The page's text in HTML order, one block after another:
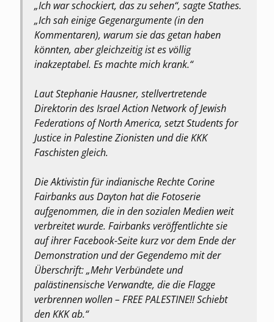
„Ich war schockiert, das zu sehen“, sagte Stathes.
„Ich sah einige Gegenargumente (in den
Kommentaren), warum sie das getan haben
könnten, aber gleichzeitig ist es völlig
inakzeptabel. Es machte mich krank.“
Laut Stephanie Hausner, stellvertretende
Direktorin des Israel Action Network of Jewish
Federations of North America, setzt Students for
Justice in Palestine Zionisten und die KKK
Faschisten gleich.
Die Aktivistin für indianische Rechte Corine
Fairbanks aus Dayton hat die Fotoserie
aufgenommen, die in den sozialen Medien weit
verbreitet wurde. Fairbanks veröffentlichte sie
auf ihrer Facebook-Seite kurz vor dem Ende der
Demonstration und der Gegendemo mit der
Überschrift: „Mehr Verbündete und
palästinensische Verwandte, die die Flagge
verbrennen wollen – FREE PALESTINE!! Schiebt
den KKK ab.“